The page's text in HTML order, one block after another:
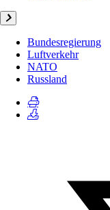
Bundesregierung
Luftverkehr
NATO
Russland